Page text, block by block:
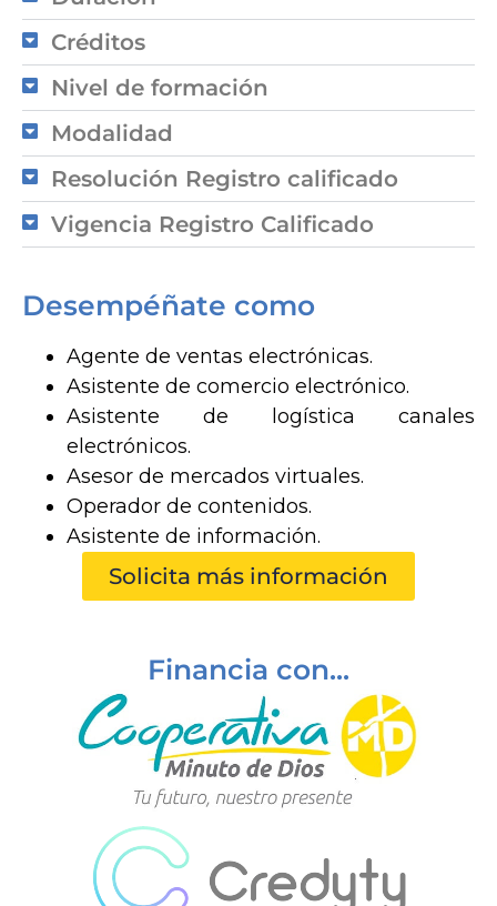
Créditos
Nivel de formación
Modalidad
Resolución Registro calificado
Vigencia Registro Calificado
Desempéñate como
Agente de ventas electrónicas.
Asistente de comercio electrónico.
Asistente de logística canales
electrónicos.
Asesor de mercados virtuales.
Operador de contenidos.
Asistente de información.
Solicita más información
Financia con...